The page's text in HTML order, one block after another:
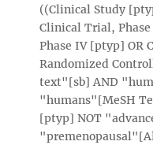
((Clinical Study
Clinical Trial,
Phase IV [ptyp] OR
Randomized
text"[sb] AND
"humans"[MeSH
[ptyp] NOT